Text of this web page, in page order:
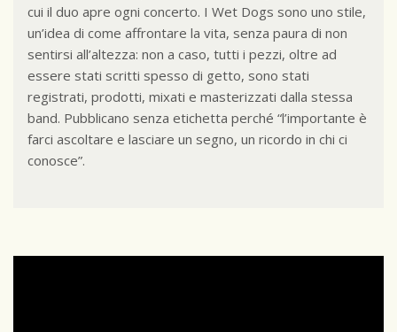
cui il duo apre ogni concerto. I Wet Dogs sono uno stile,
un’idea di come affrontare la vita, senza paura di non
sentirsi all’altezza: non a caso, tutti i pezzi, oltre ad
essere stati scritti spesso di getto, sono stati
registrati, prodotti, mixati e masterizzati dalla stessa
band. Pubblicano senza etichetta perché “l’importante è
farci ascoltare e lasciare un segno, un ricordo in chi ci
conosce”.